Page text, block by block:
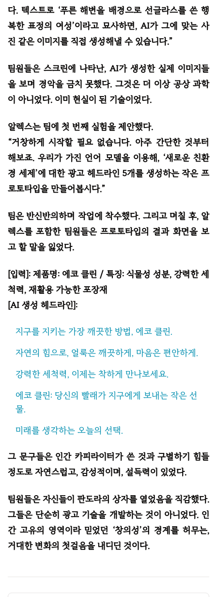
다. 텍스트로 ‘푸른 해변을 배경으로 선글라스를 쓴 행
복한 표정의 여성’이라고 묘사하면, AI가 그에 맞는 사
진 같은 이미지를 직접 생성해낼 수 있습니다.”
팀원들은 스크린에 나타난, AI가 생성한 실제 이미지들
을 보며 경악을 금치 못했다. 그것은 더 이상 공상 과학
이 아니었다. 이미 현실이 된 기술이었다.
알렉스는 팀에 첫 번째 실험을 제안했다.
“거창하게 시작할 필요 없습니다. 아주 간단한 것부터
해보죠. 우리가 가진 언어 모델을 이용해, ‘새로운 친환
경 세제’에 대한 광고 헤드라인 5개를 생성하는 작은 프
로토타입을 만들어봅시다.”
팀은 반신반의하며 작업에 착수했다. 그리고 며칠 후, 알
렉스를 포함한 팀원들은 프로토타입의 결과 화면을 보
고 할 말을 잃었다.
[입력]: 제품명: 에코 클린 / 특징: 식물성 성분, 강력한 세
척력, 재활용 가능한 포장재
[AI 생성 헤드라인]:
지구를 지키는 가장 깨끗한 방법, 에코 클린.
자연의 힘으로, 얼룩은 깨끗하게, 마음은 편안하게.
강력한 세척력, 이제는 착하게 만나보세요.
에코 클린: 당신의 빨래가 지구에게 보내는 작은 선
물.
미래를 생각하는 오늘의 선택.
그 문구들은 인간 카피라이터가 쓴 것과 구별하기 힘들
정도로 자연스럽고, 감성적이며, 설득력이 있었다.
팀원들은 자신들이 판도라의 상자를 열었음을 직감했다.
그들은 단순히 광고 기술을 개발하는 것이 아니었다. 인
간 고유의 영역이라 믿었던 ‘창의성’의 경계를 허무는,
거대한 변화의 첫걸음을 내디딘 것이다.